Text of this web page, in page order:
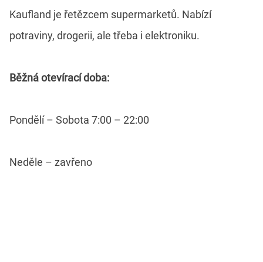
Kaufland je řetězcem supermarketů. Nabízí
potraviny, drogerii, ale třeba i elektroniku.
Běžná otevírací doba:
Pondělí – Sobota 7:00 – 22:00
Neděle – zavřeno